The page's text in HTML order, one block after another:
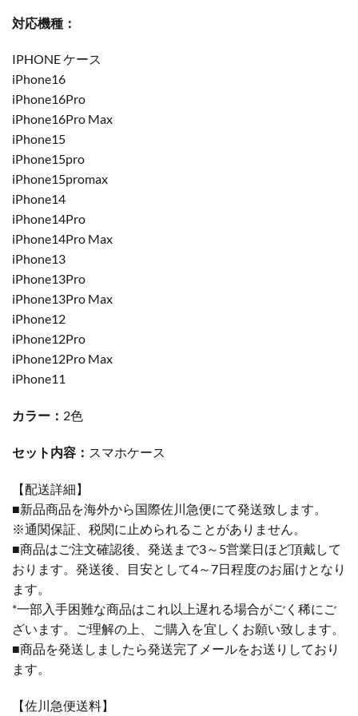
対応機種：
IPHONE ケース
iPhone16
iPhone16Pro
iPhone16Pro Max
iPhone15
iPhone15pro
iPhone15promax
iPhone14
iPhone14Pro
iPhone14Pro Max
iPhone13
iPhone13Pro
iPhone13Pro Max
iPhone12
iPhone12Pro
iPhone12Pro Max
iPhone11
カラー： 2色
セット内容： スマホケース
【配送詳細】
■新品商品を海外から国際佐川急便にて発送致します。
※通関保証、税関に止められることがありません。
■商品はご注文確認後、発送まで3～5営業日ほど頂戴して
おります。発送後、目安として4～7日程度のお届けとなり
ます。
*一部入手困難な商品はこれ以上遅れる場合がごく稀にご
ざいます。ご理解の上、ご購入を宜しくお願い致します。
■商品を発送しましたら発送完了メールをお送りしており
ます。
【佐川急便送料】